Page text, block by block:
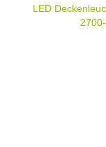
LED